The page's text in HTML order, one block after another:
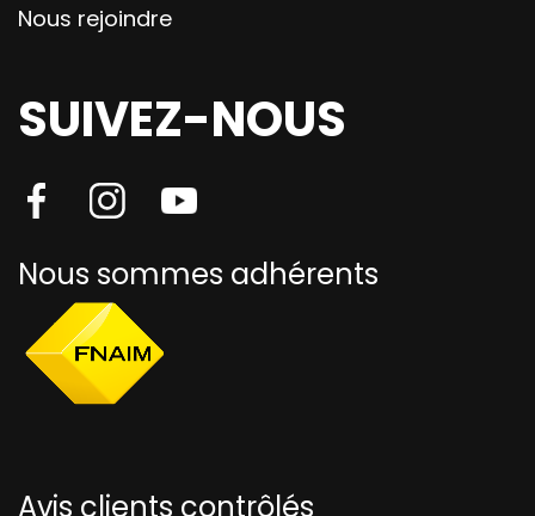
Nous rejoindre
SUIVEZ-NOUS
Nous sommes adhérents
Avis clients contrôlés